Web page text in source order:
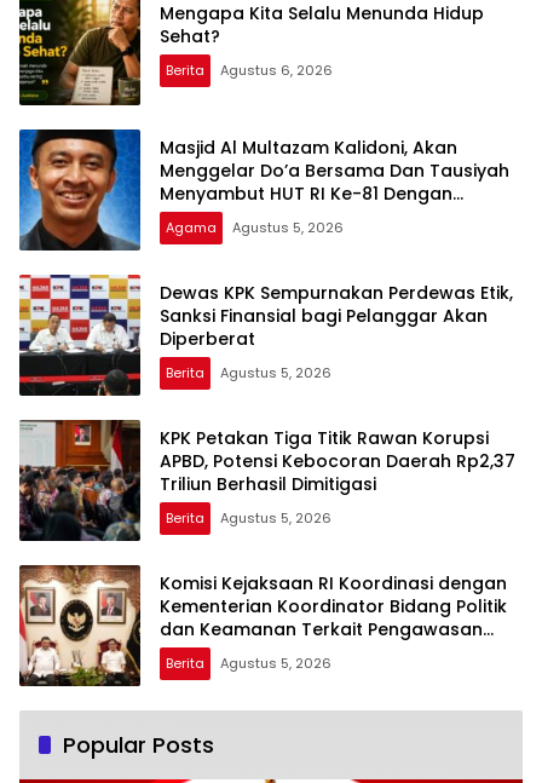
Mengapa Kita Selalu Menunda Hidup
Sehat?
Berita Agustus 6, 2026
Masjid Al Multazam Kalidoni, Akan
Menggelar Do’a Bersama Dan Tausiyah
Menyambut HUT RI Ke-81 Dengan
Pembicara Ustadz Qoim Nur’aini M.Pd
Agama Agustus 5, 2026
Dewas KPK Sempurnakan Perdewas Etik,
Sanksi Finansial bagi Pelanggar Akan
Diperberat
Berita Agustus 5, 2026
KPK Petakan Tiga Titik Rawan Korupsi
APBD, Potensi Kebocoran Daerah Rp2,37
Triliun Berhasil Dimitigasi
Berita Agustus 5, 2026
Komisi Kejaksaan RI Koordinasi dengan
Kementerian Koordinator Bidang Politik
dan Keamanan Terkait Pengawasan
Penanganan Perkara Dugaan Korupsi
dan TPPU Mantan Jampidsus, FA
Berita Agustus 5, 2026
Popular Posts